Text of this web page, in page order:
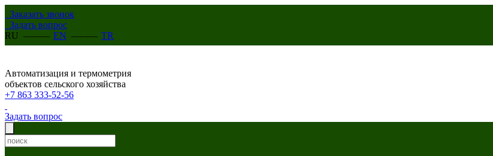
Заказать звонок
Задать вопрос
RU ——— EN ——— TR
Автоматизация и термометрия
объектов сельского хозяйства
+7 863 333-52-56
Задать вопрос